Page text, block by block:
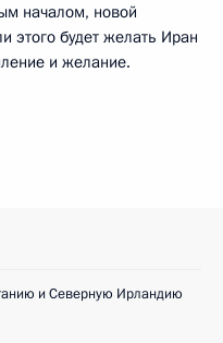
началом, новой
этого будет желать Иран
и желание.
и Северную Ирландию